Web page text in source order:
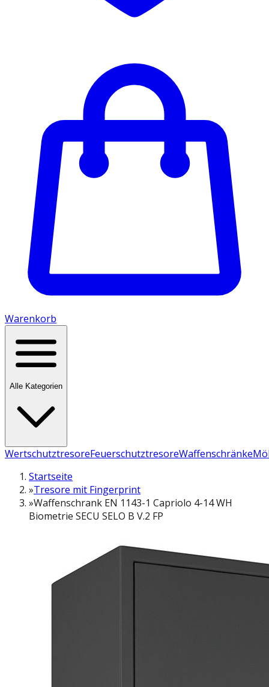
Warenkorb
Alle Kategorien
WertschutztresoreFeuerschutztresoreWaffenschränke
Startseite
»Tresore mit Fingerprint
»Waffenschrank EN 1143-1 Capriolo 4-14 WH
Biometrie SECU SELO B V.2 FP